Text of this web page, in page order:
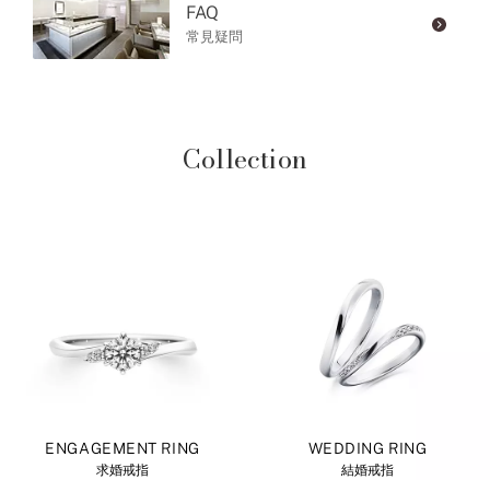
FAQ
常見疑問
Collection
ENGAGEMENT RING
求婚戒指
WEDDING RING
結婚戒指